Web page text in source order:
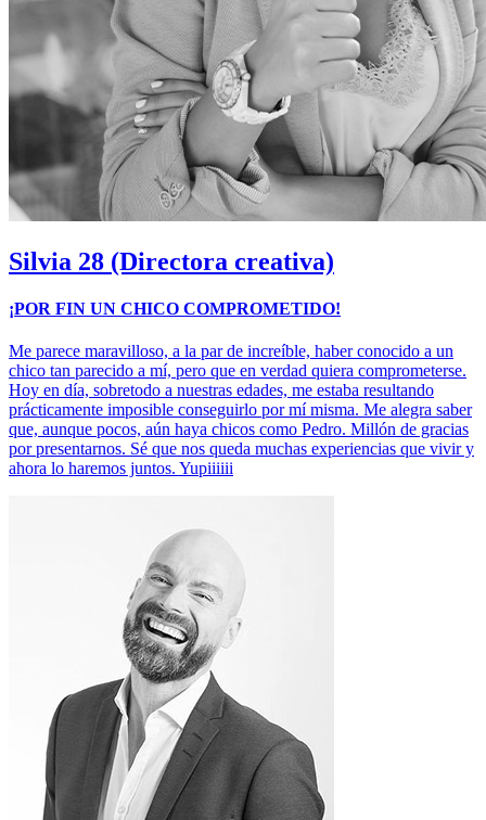
Silvia 28 (Directora creativa)
¡POR FIN UN CHICO COMPROMETIDO!
Me parece maravilloso, a la par de increíble, haber conocido a un
chico tan parecido a mí, pero que en verdad quiera comprometerse.
Hoy en día, sobretodo a nuestras edades, me estaba resultando
prácticamente imposible conseguirlo por mí misma. Me alegra saber
que, aunque pocos, aún haya chicos como Pedro. Millón de gracias
por presentarnos. Sé que nos queda muchas experiencias que vivir y
ahora lo haremos juntos. Yupiiiiii